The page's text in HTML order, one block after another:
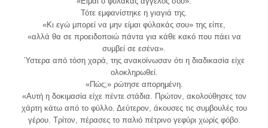
Τότε εμφανίστηκε η γιαγιά της.
«Κι εγώ μπορεί να μην είμαι φύλακάς σου» της είπε,
«αλλά θα σε προειδοποιώ πάντα για κάθε κακό που πάει να
συμβεί σε εσένα».
Ύστερα από τόση χαρά, της ανακοίνωσαν ότι η διαδικασία είχε
ολοκληρωθεί.
«Πώς;» ρώτησε απορημένη.
«Αυτή η δοκιμασία είχε πέντε στάδια. Πρώτον, ακολούθησες τον
χάρτη κάτω από το φύλλο. Δεύτερον, άκουσες τις συμβουλές του
γέρου. Τρίτον, πέρασες το παλιό πέτρινο γεφύρι χωρίς φόβο.